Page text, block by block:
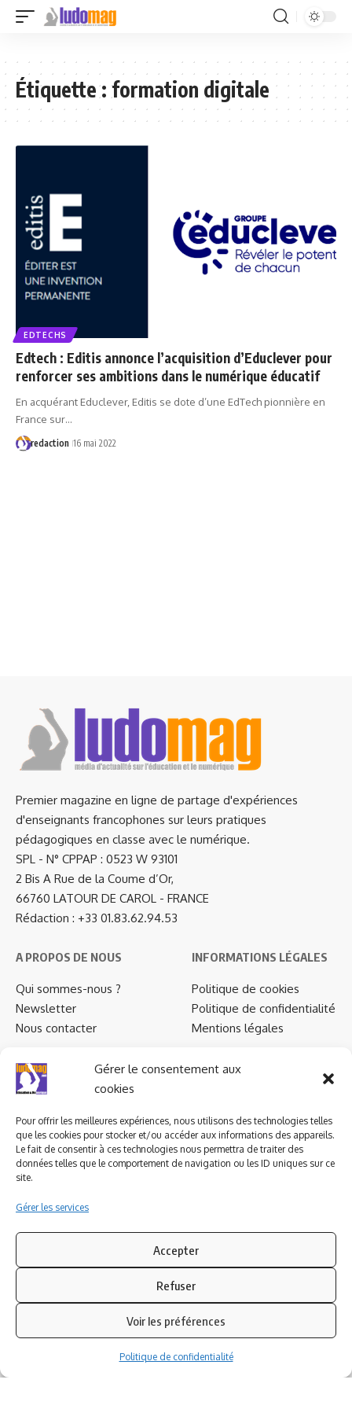
Gérer le consentement aux
cookies
Pour offrir les meilleures expériences, nous utilisons des technologies telles
que les cookies pour stocker et/ou accéder aux informations des appareils.
Le fait de consentir à ces technologies nous permettra de traiter des
données telles que le comportement de navigation ou les ID uniques sur ce
site.
Gérer les services
Accepter
Refuser
Voir les préférences
Politique de confidentialité
Étiquette :formation digitale
EDTECHS
Edtech : Editis annonce l’acquisition d’Educlever pour
renforcer ses ambitions dans le numérique éducatif
En acquérant Educlever, Editis se dote d’une EdTech pionnière en
France sur…
redaction 16 mai 2022
Premier magazine en ligne de partage d'expériences
d'enseignants francophones sur leurs pratiques
pédagogiques en classe avec le numérique.
SPL - N° CPPAP : 0523 W 93101
2 Bis A Rue de la Coume d’Or,
66760 LATOUR DE CAROL - FRANCE
Rédaction : +33 01.83.62.94.53
A PROPOS DE NOUS
Qui sommes-nous ?
Newsletter
Nous contacter
Ludomag "Le Club"
INFORMATIONS LÉGALES
Politique de cookies
Politique de confidentialité
Mentions légales
LIENS UTILES
ludoviales
PARTENAIRES